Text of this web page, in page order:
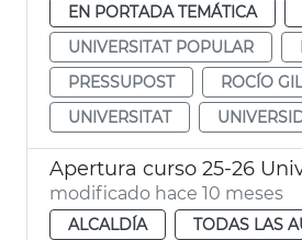
EN PORTADA TEMÁTICA
UNIVERSITAT POPULAR
PRESSUPOST
ROCÍO GIL
UNIVERSITAT
modificado hace 10 meses
ALCALDÍA
TODAS LAS